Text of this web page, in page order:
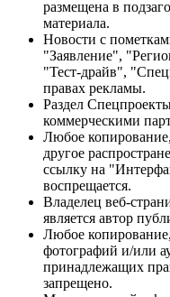
размещена в
материала.
Новости с
"Заявление",
"Тест-драйв",
правах рекламы.
Раздел
коммерческими
Любое
другое
ссылку на
воспрещается.
Владелец веб-
является автор
Любое
фотографий и/или
принадлежащих
запрещено.